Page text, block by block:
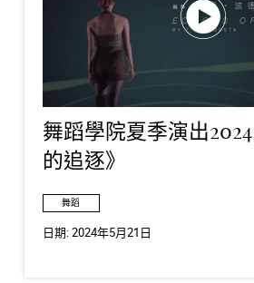
舞蹈學院夏季演出
的追逐》
舞蹈
日期:2024年5月21日